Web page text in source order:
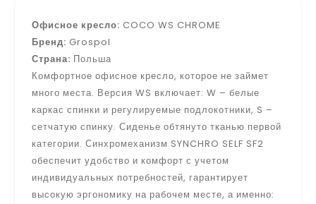
Офисное кресло: COCO WS CHROME
Бренд: Grospol
Страна: Польша
Комфортное офисное кресло, которое не займет
много места. Версия WS включает: W – белые
каркас спинки и регулируемые подлокотники, S –
сетчатую спинку. Сиденье обтянуто тканью первой
категории. Синхромеханизм SYNCHRO SELF SF2
обеспечит удобство и комфорт с учетом
индивидуальных потребностей, гарантирует
высокую эргономику на рабочем месте, а именно: